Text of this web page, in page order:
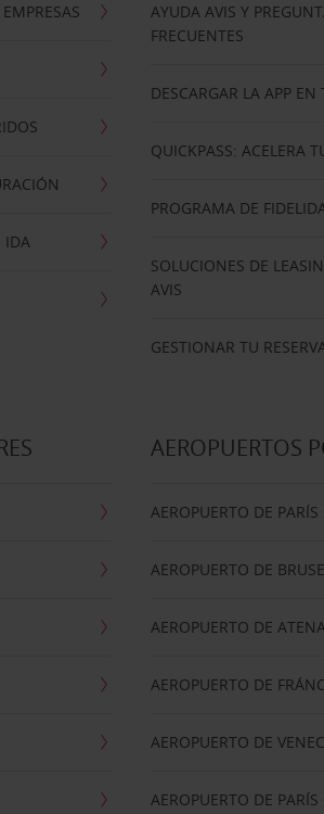
IDA
AYUDA AVIS Y
FRECUENTES
DESCARGAR LA APP
QUICKPASS: ACELERA
PROGRAMA DE
SOLUCIONES DE
AVIS
GESTIONAR TU
AEROPUERTOS
AEROPUERTO DE PARÍS
AEROPUERTO DE
AEROPUERTO DE
AEROPUERTO DE
AEROPUERTO DE
AEROPUERTO DE PARÍS